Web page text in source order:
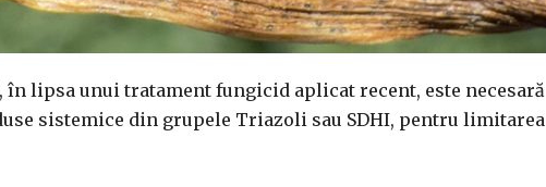
în lipsa unui tratament fungicid aplicat recent, este necesară
sistemice din grupele Triazoli sau SDHI, pentru limitarea